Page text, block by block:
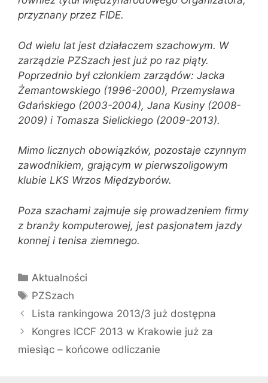
przyznany przez FIDE.
Od wielu lat jest działaczem szachowym. W
zarządzie PZSzach jest już po raz piąty.
Poprzednio był członkiem zarządów: Jacka
Żemantowskiego (1996-2000), Przemysława
Gdańskiego (2003-2004), Jana Kusiny (2008-
2009) i Tomasza Sielickiego (2009-2013).
Mimo licznych obowiązków, pozostaje czynnym
zawodnikiem, grającym w pierwszoligowym
klubie LKS Wrzos Międzyborów.
Poza szachami zajmuje się prowadzeniem firmy
z branży komputerowej, jest pasjonatem jazdy
konnej i tenisa ziemnego.
Kategorie
Aktualności
Tagi
PZSzach
Lista rankingowa 2013/3 już dostępna
Kongres ICCF 2013 w Krakowie już za
miesiąc – końcowe odliczanie